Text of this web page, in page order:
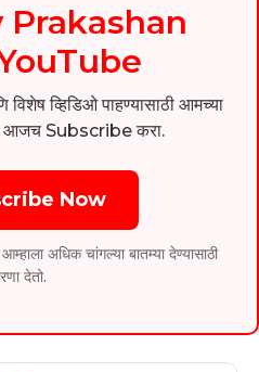
Prakashan
विशेष व्हिडिओ पाहण्यासाठी आमच्या
Subscribe करा.
Now
अधिक चांगल्या बातम्या देण्यासाठी
देतो.